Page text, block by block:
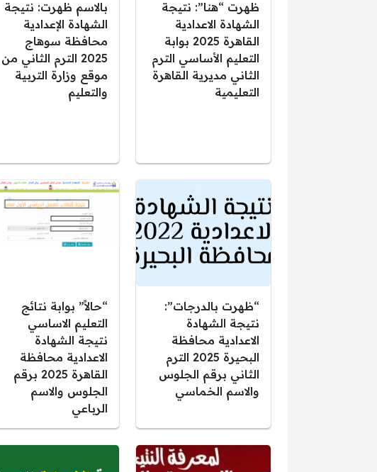
ظهرت “هنا”: نتيجة
الشهادة الاعدادية
القاهرة 2025 بوابة
التعليم الأساسي الترم
الثاني مديرية القاهرة
التعليمية
بالاسم ظهرت: نتيجة
الشهادة الإعدادية
محافظة سوهاج
2025 الترم الثاني من
موقع وزارة التربية
والتعليم
“ظهرت بالدرجات”:
نتيجة الشهادة
الاعدادية محافظة
البحيرة 2025 الترم
الثاني برقم الجلوس
والاسم الخماسي
“حالاً” بوابة نتائج
التعليم الاساسي
نتيجة الشهادة
الاعدادية محافظة
القاهرة 2025 برقم
الجلوس والاسم
الرباعي